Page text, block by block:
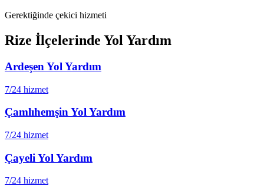
Gerektiğinde çekici hizmeti
Rize İlçelerinde Yol Yardım
Ardeşen Yol Yardım
7/24 hizmet
ÇamlıhemşinYol Yardım
7/24 hizmet
Çayeli Yol Yardım
7/24 hizmet